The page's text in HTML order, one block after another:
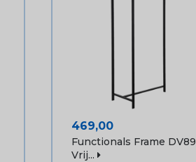
Prijs
469,00
Functionals Frame DV89
Vrij...